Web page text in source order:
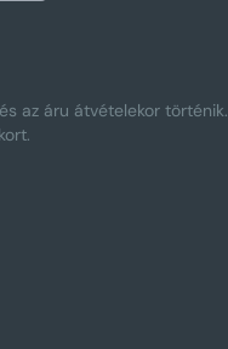
az áru átvételekor történik.